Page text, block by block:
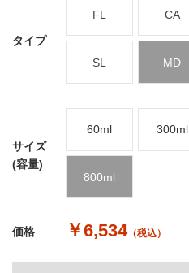
価格 ￥6,534（税込）
タイプ
FL CA
SL MD
サイズ
(容量)
60ml 300ml
800ml